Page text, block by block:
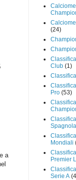
a
(24)
Club (1)
Pro (53)
Spagnola
Mondiali
Premier
Serie A